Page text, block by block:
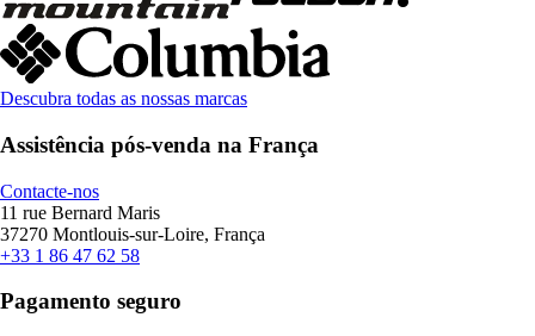
Descubra todas as nossas marcas
Assistência pós-venda na França
Contacte-nos
11 rue Bernard Maris
37270 Montlouis-sur-Loire, França
+33 1 86 47 62 58
Pagamento seguro